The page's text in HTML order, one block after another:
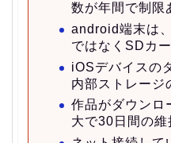
数が年間で制限
android端末は
ではなくSDカ
iOSデバイスの
内部ストレージ
作品がダウンロ
大で30日間の維